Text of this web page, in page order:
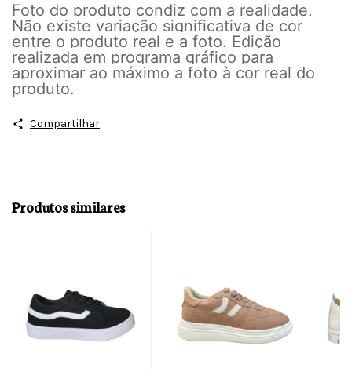
Foto do produto condiz com a realidade.
Não existe variação significativa de cor
entre o produto real e a foto. Edição
realizada em programa gráfico para
aproximar ao máximo a foto à cor real do
produto.
Compartilhar
Produtos similares